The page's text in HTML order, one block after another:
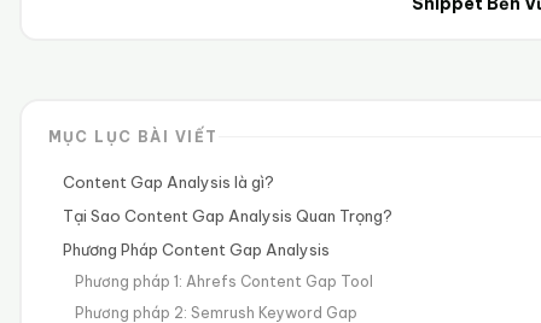
MỤC LỤC BÀI VIẾT
Content Gap Analysis là gì?
Tại Sao Content Gap Analysis Quan Trọng?
Phương Pháp Content Gap Analysis
Phương pháp 1: Ahrefs Content Gap Tool
Phương pháp 2: Semrush Keyword Gap